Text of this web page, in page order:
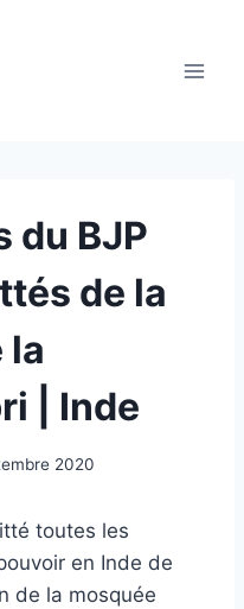
du BJP
de la
la
| Inde
2020
toutes les
en Inde de
de la mosquée